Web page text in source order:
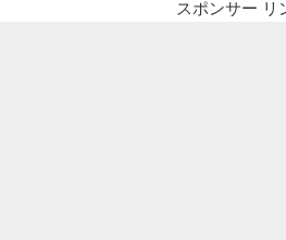
スポンサー リ